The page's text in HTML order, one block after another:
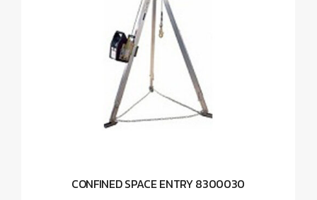
CONFINED SPACE ENTRY 8300030